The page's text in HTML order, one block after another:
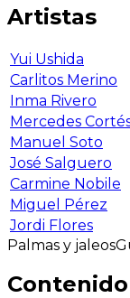
Artistas
Yui Ushida
Carlitos Merino
Inma Rivero
Mercedes
Manuel Soto
José Salguero
Carmine Nobile
Miguel Pérez
Jordi Flores
Palmas y jaleos